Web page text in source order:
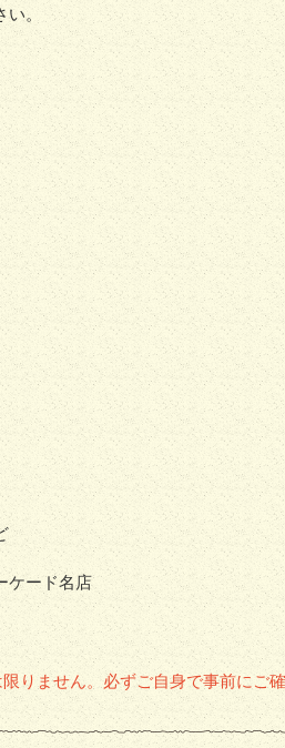
。
ケード名店
りません。必ずご自身で事前にご